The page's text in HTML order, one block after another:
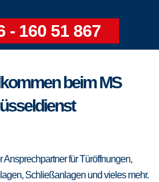
160 51 867
beim MS
Ansprechpartner für Türöffnungen,
Schließanlagen und vieles mehr.